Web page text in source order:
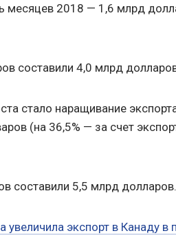
месяцев 2018 — 1,6 млрд
составили 4,0 млрд
стало наращивание
(на 36,5% — за счет
составили 5,5 млрд долларов.
увеличила экспорт в Канаду в